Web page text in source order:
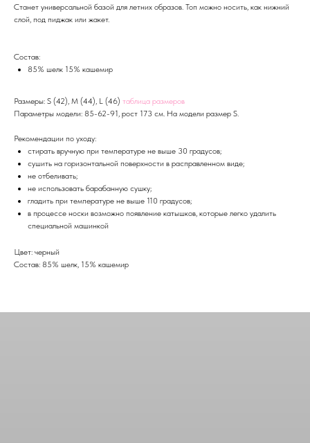
Станет универсальной базой для летних образов. Топ можно носить, как нижний
слой, под пиджак или жакет.
Состав:
85% шелк 15% кашемир
Размеры: S (42), M (44), L (46) таблица размеров
Параметры модели: 85-62-91, рост 173 см. На модели размер S.
Рекомендации по уходу:
стирать вручную при температуре не выше 30 градусов;
сушить на горизонтальной поверхности в расправленном виде;
не отбеливать;
не использовать барабанную сушку;
гладить при температуре не выше 110 градусов;
в процессе носки возможно появление катышков, которые легко удалить
специальной машинкой
Цвет: черный
Состав: 85% шелк, 15% кашемир